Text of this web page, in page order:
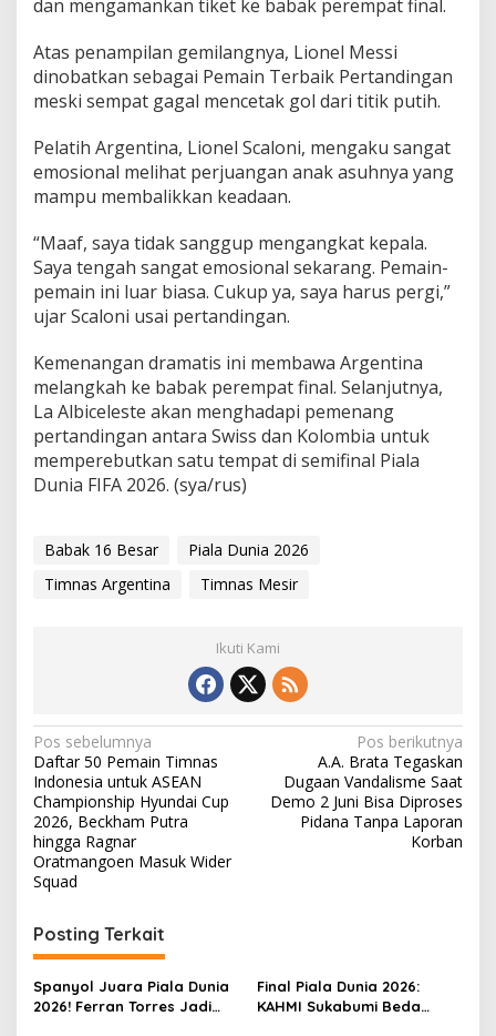
a
l
P
a
l
a
D
n
i
a
2
0
6
dan mengamankan tiket ke babak perempat final.
Atas penampilan gemilangnya, Lionel Messi
dinobatkan sebagai Pemain Terbaik Pertandingan
meski sempat gagal mencetak gol dari titik putih.
Pelatih Argentina, Lionel Scaloni, mengaku sangat
emosional melihat perjuangan anak asuhnya yang
mampu membalikkan keadaan.
“Maaf, saya tidak sanggup mengangkat kepala.
Saya tengah sangat emosional sekarang. Pemain-
pemain ini luar biasa. Cukup ya, saya harus pergi,”
ujar Scaloni usai pertandingan.
Kemenangan dramatis ini membawa Argentina
melangkah ke babak perempat final. Selanjutnya,
La Albiceleste akan menghadapi pemenang
pertandingan antara Swiss dan Kolombia untuk
memperebutkan satu tempat di semifinal Piala
Dunia FIFA 2026. (sya/rus)
Babak 16 Besar
Piala Dunia 2026
Timnas Argentina
Timnas Mesir
Ikuti Kami
N
a
v
i
g
a
s
i
p
Pos sebelumnya
Daftar 50 Pemain Timnas
Indonesia untuk ASEAN
Championship Hyundai Cup
2026, Beckham Putra
hingga Ragnar
Oratmangoen Masuk Wider
Squad
Pos berikutnya
A.A. Brata Tegaskan
Dugaan Vandalisme Saat
Demo 2 Juni Bisa Diproses
Pidana Tanpa Laporan
Korban
Posting Terkait
Spanyol Juara Piala Dunia
2026! Ferran Torres Jadi
Final Piala Dunia 2026:
KAHMI Sukabumi Beda